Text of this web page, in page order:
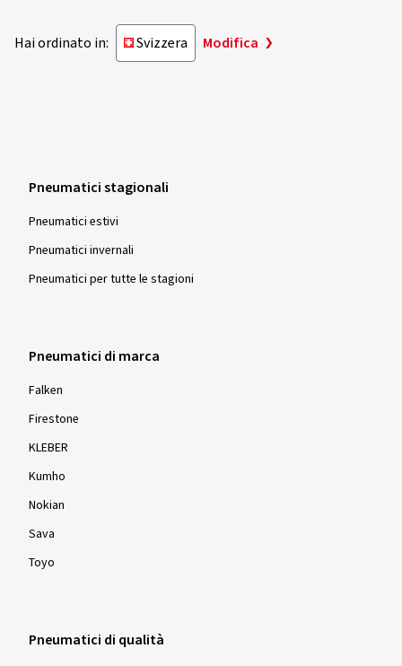
Hai ordinato in: Svizzera Modifica
Pneumatici stagionali
Pneumatici estivi
Pneumatici invernali
Pneumatici per tutte le stagioni
Pneumatici di marca
Falken
Firestone
KLEBER
Kumho
Nokian
Sava
Toyo
Pneumatici di qualità